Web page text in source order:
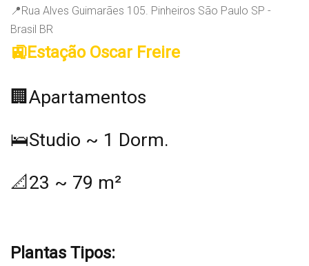
📍Rua Alves Guimarães 105. Pinheiros São Paulo SP -
Brasil BR
🚉Estação Oscar Freire
🏢Apartamentos
🛌Studio ~ 1 Dorm.
📐23 ~ 79 m²
Plantas Tipos: